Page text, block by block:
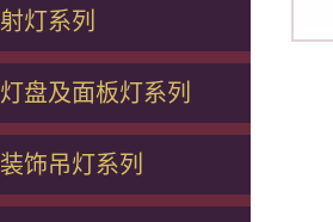
射灯系列
灯盘及面板灯系列
装饰吊灯系列